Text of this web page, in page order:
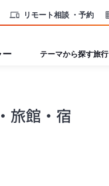
リモート相談 ・予約
ー テーマから探す旅行
旅館・宿